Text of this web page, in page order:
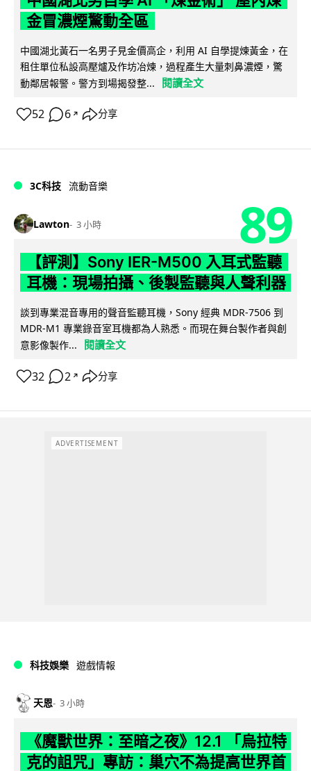
金冒濃煙驚動全區
中國湖北黃石一名男子見金價高企，利用 AI 自學提煉黃金，在
租住單位私設高壓爐及作坊冶煉，過程產生大量刺鼻濃煙，驚
動鄰居報警。警方到場揭發整...
閱讀全文
52 6 ↗ 分享
3C科技 流動音樂
Lawton 3 小時 89
【評測】Sony IER-M500 入耳式監聽
耳機：現場拍攝、後製監聽與人聲利器
談到專業混音專用的聲音監聽耳機，Sony 經典 MDR-7506 到
MDR-M1 專業錄音室耳機都為人熟悉。而現在舞台製作者與創
意影像製作...
閱讀全文
32 2 ↗ 分享
ADVERTISEMENT
科技娛樂 遊戲情報
天恩 3 小時
《魔獸世界：至暗之夜》12.1 「烏拉特
克的詛咒」專訪：巢穴不為提高世界首